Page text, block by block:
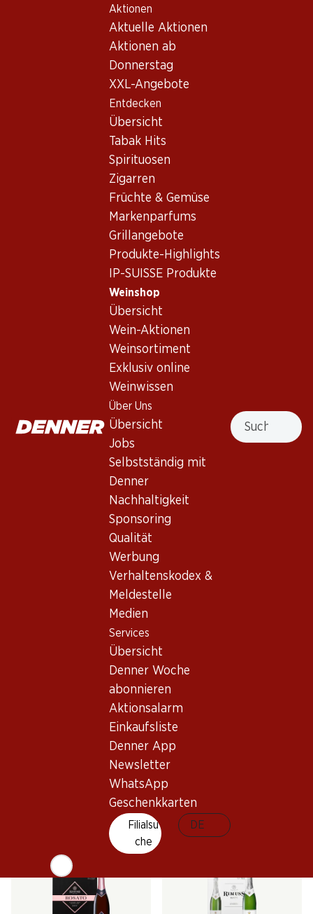
Aktionen
Aktuelle Aktionen
Aktionen ab
Donnerstag
XXL-Angebote
Entdecken
Übersicht
Tabak Hits
Spirituosen
Zigarren
Früchte & Gemüse
Markenparfums
Grillangebote
Produkte-Highlights
IP-SUISSE Produkte
Weinshop
Übersicht
Wein-Aktionen
Weinsortiment
Exklusiv online
Weinwissen
Über Uns
Übersicht
Jobs
Selbstständig mit
Denner
Nachhaltigkeit
Sponsoring
Qualität
Werbung
Verhaltenskodex &
Meldestelle
Medien
Services
Übersicht
Denner Woche
abonnieren
Aktionsalarm
Einkaufsliste
Denner App
Newsletter
WhatsApp
Geschenkkarten
Filialsu
che
DE
Suche
Wein Sortiment
diverse Rebsorten
Frizzantino Vino Bianco
Spumante semisecco
Monte Christo Sekt extra
Epicuro Bianco Puglia IGT
Flasche: 3.90
Gracioso Spritz
de Blancs Brut
Flasche: 11.95
Epicuro Bianco Salice